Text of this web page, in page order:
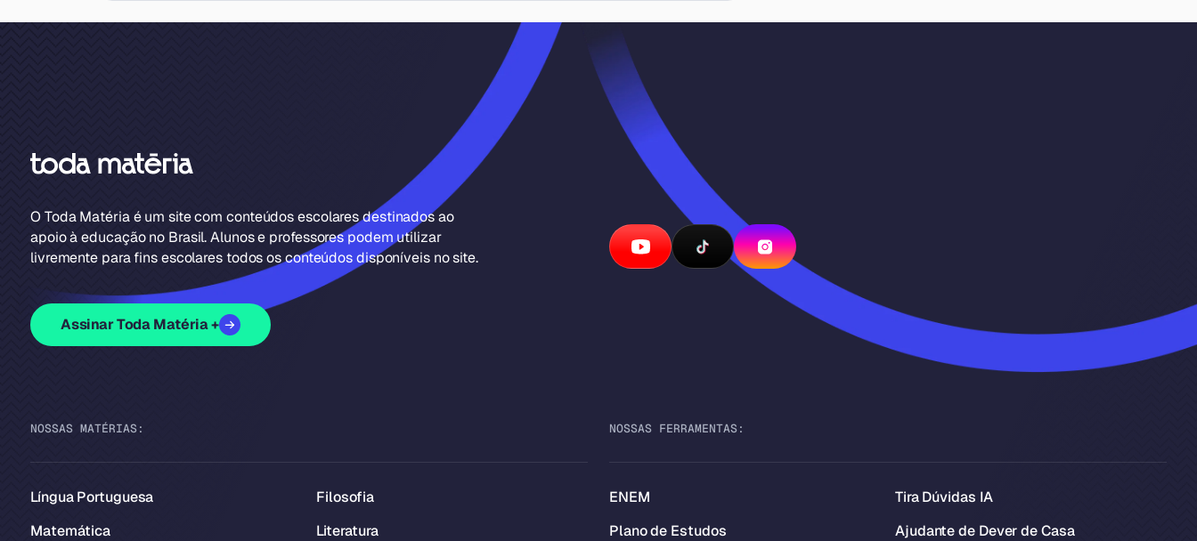
O Toda Matéria é um site com conteúdos escolares destinados ao
apoio à educação no Brasil. Alunos e professores podem utilizar
livremente para fins escolares todos os conteúdos disponíveis no site.
Assinar Toda Matéria +
NOSSAS MATÉRIAS:
Língua Portuguesa
Matemática
Filosofia
Literatura
NOSSAS FERRAMENTAS:
ENEM
Plano de Estudos
Tira Dúvidas IA
Ajudante de Dever de Casa